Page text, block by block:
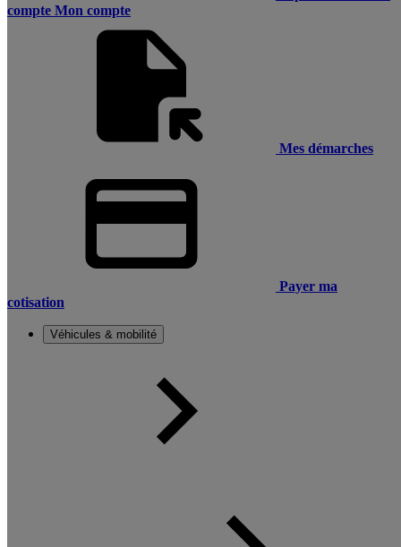
compte Mon compte
Mes démarches
Payer ma
cotisation
Véhicules & mobilité